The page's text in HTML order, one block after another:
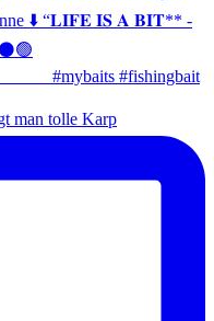
man tolle Karp